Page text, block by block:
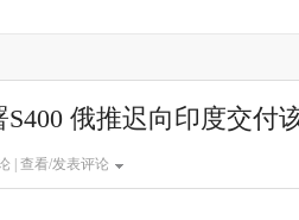
俄推迟向印度交付
| 查看/发表评论